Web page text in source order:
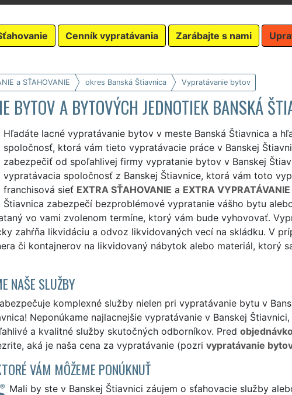
Cenník vypratávania Zarábajte s nami
a SŤAHOVANIE okres Banská Štiavnica Vypratávanie bytov
BYTOV A BYTOVÝCH JEDNOTIEK BANSKÁ
Hľadáte lacné vypratávanie bytov v meste Banská Štiavnica a
spoločnosť, ktorá vám tieto vypratávacie práce v Banskej
zabezpečiť od spoľahlivej firmy vypratanie bytov v Banskej
vypratávacia spoločnosť z Banskej Štiavnice, ktorá vám toto
franchisová sieť EXTRA SŤAHOVANIE a EXTRA VYPRATÁVANIE
Štiavnica zabezpečí bezproblémové vypratanie vášho bytu
vo vami zvolenom termíne, ktorý vám bude vyhovovať.
zahŕňa likvidáciu a odvoz likvidovaných vecí na skládku. V
či kontajnerov na likvidovaný nábytok alebo materiál, ktorý
NAŠE SLUŽBY
komplexné služby nielen pri vypratávanie bytu v
Neponúkame najlacnejšie vypratávanie v Banskej
a kvalitné služby skutočných odborníkov. Pred
aká je naša cena za vypratávanie (pozri vypratávanie
VÁM MÔŽEME PONÚKNUŤ
Mali by ste v Banskej Štiavnici záujem o sťahovacie služby